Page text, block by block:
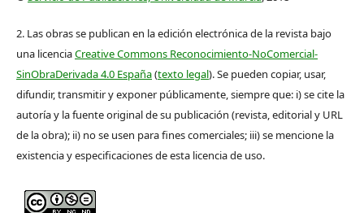
2. Las obras se publican en la edición electrónica de la revista bajo
una licenciaCreative Commons Reconocimiento-NoComercial-
SinObraDerivada 4.0 España(texto legal). Se pueden copiar, usar,
difundir, transmitir y exponer públicamente, siempre que: i) se cite la
autoría y la fuente original de su publicación (revista, editorial y URL
de la obra); ii) no se usen para fines comerciales; iii) se mencione la
existencia y especificaciones de esta licencia de uso.